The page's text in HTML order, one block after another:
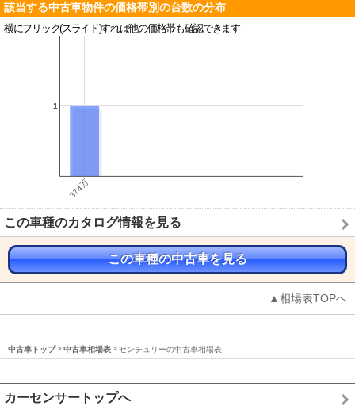
該当する中古車物件の価格帯別の台数の分布
横にフリック(スライド)すれば他の価格帯も確認できます
この車種のカタログ情報を見る
この車種の中古車を見る
▲相場表TOPへ
中古車トップ 中古車相場表 センチュリーの中古車相場表
カーセンサートップへ